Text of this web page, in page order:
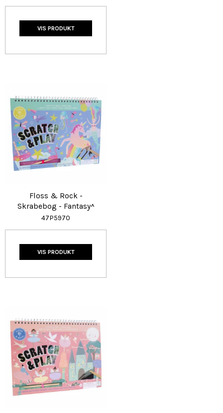
VIS PRODUKT
Floss & Rock -
Skrabebog - Fantasy^
47P5970
VIS PRODUKT